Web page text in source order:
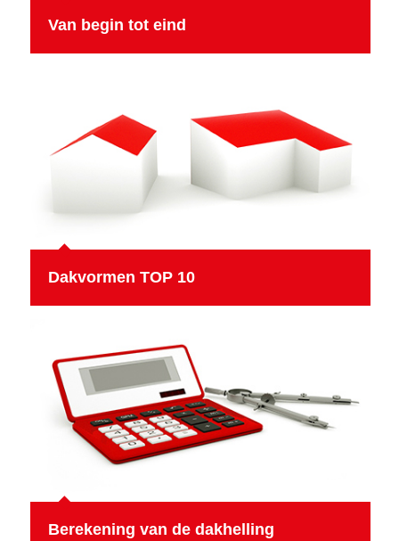
Van begin tot eind
Dakvormen TOP 10
Berekening van de dakhelling